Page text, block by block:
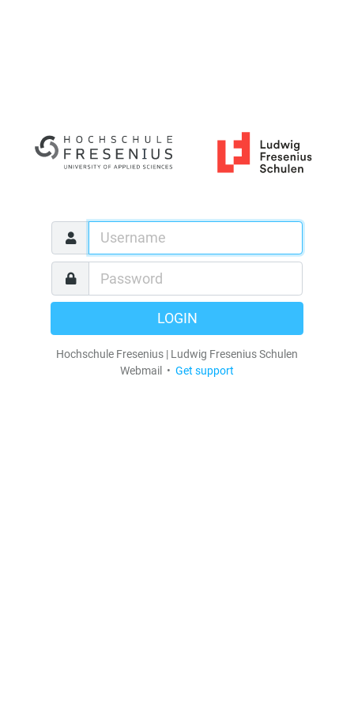
LOGIN
Hochschule Fresenius | Ludwig Fresenius Schulen
Webmail • Get support